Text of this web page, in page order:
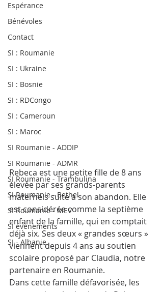
Espérance
Bénévoles
Contact
SI : Roumanie
SI : Ukraine
SI : Bosnie
SI : RDCongo
SI : Cameroun
SI : Maroc
SI Roumanie - ADDIP
SI Roumanie - ADMR
SI Roumanie - Trambulina
SI Roumanie - Bethel
SI Roumanie - MEV
SI évènements
SI - Albanie
Rebeca est une petite fille de 8 ans
élevée par ses grands-parents
maternels suite à son abandon. Elle
est considérée comme la septième
enfant de la famille, qui en comptait
déjà six. Ses deux « grandes sœurs »
viennent depuis 4 ans au soutien
scolaire proposé par Claudia, notre
partenaire en Roumanie.
Dans cette famille défavorisée, les